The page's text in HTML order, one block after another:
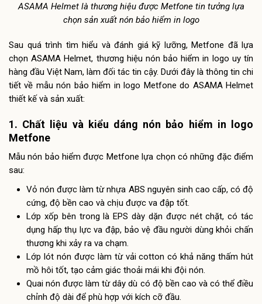
ASAMA Helmet là thương hiệu được Metfone tin tưởng lựa
chọn sản xuất nón bảo hiểm in logo
Sau quá trình tìm hiểu và đánh giá kỹ lưỡng, Metfone đã lựa
chọn ASAMA Helmet, thương hiệu nón bảo hiểm in logo uy tín
hàng đầu Việt Nam, làm đối tác tin cậy. Dưới đây là thông tin chi
tiết về mẫu nón bảo hiểm in logo Metfone do ASAMA Helmet
thiết kế và sản xuất:
1. Chất liệu và kiểu dáng nón bảo hiểm in logo
Metfone
Mẫu nón bảo hiểm được Metfone lựa chọn có những đặc điểm
sau:
Vỏ nón được làm từ nhựa ABS nguyên sinh cao cấp, có độ
cứng, độ bền cao và chịu được va đập tốt.
Lớp xốp bên trong là EPS dày dặn được nét chặt, có tác
dụng hấp thụ lực va đập, bảo vệ đầu người dùng khỏi chấn
thương khi xảy ra va chạm.
Lớp lót nón được làm từ vải cotton có khả năng thấm hút
mồ hôi tốt, tạo cảm giác thoải mái khi đội nón.
Quai nón được làm từ dây dù có độ bền cao và có thể điều
chỉnh độ dài để phù hợp với kích cỡ đầu.